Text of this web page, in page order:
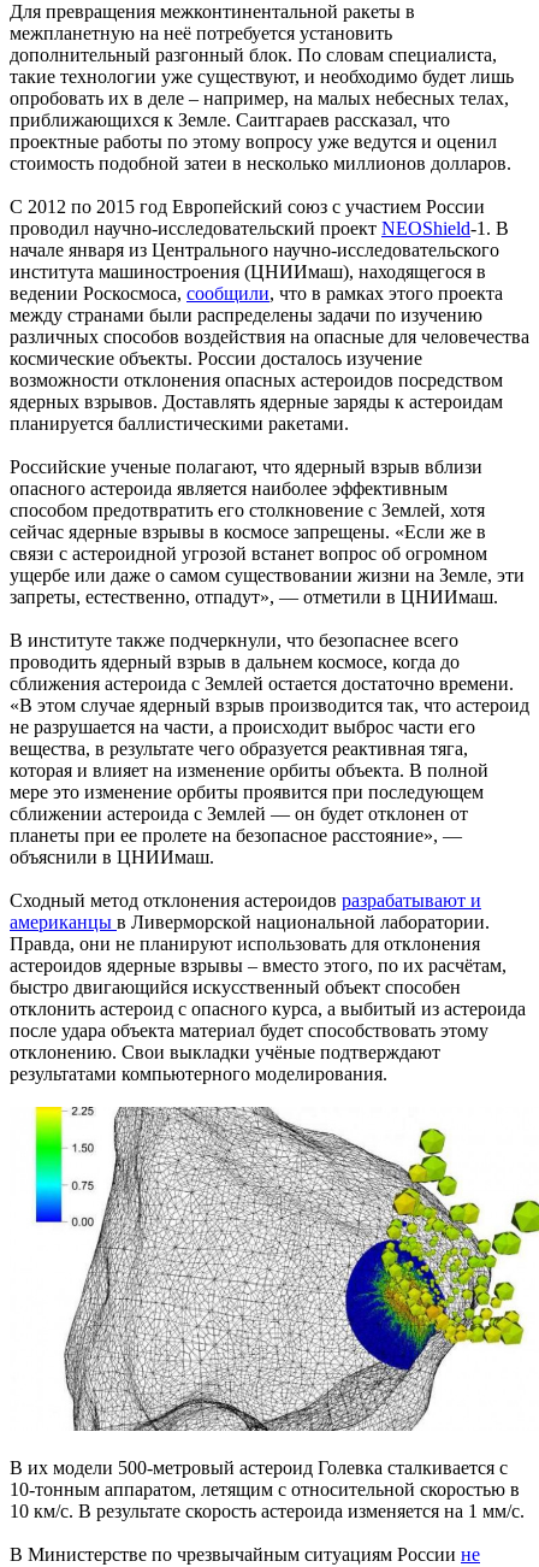
Для превращения межконтинентальной ракеты в
межпланетную на неё потребуется установить
дополнительный разгонный блок. По словам специалиста,
такие технологии уже существуют, и необходимо будет лишь
опробовать их в деле – например, на малых небесных телах,
приближающихся к Земле. Саитгараев рассказал, что
проектные работы по этому вопросу уже ведутся и оценил
стоимость подобной затеи в несколько миллионов долларов.
С 2012 по 2015 год Европейский союз с участием России
проводил научно-исследовательский проект NEOShield-1. В
начале января из Центрального научно-исследовательского
института машиностроения (ЦНИИмаш), находящегося в
ведении Роскосмоса, сообщили, что в рамках этого проекта
между странами были распределены задачи по изучению
различных способов воздействия на опасные для человечества
космические объекты. России досталось изучение
возможности отклонения опасных астероидов посредством
ядерных взрывов. Доставлять ядерные заряды к астероидам
планируется баллистическими ракетами.
Российские ученые полагают, что ядерный взрыв вблизи
опасного астероида является наиболее эффективным
способом предотвратить его столкновение с Землей, хотя
сейчас ядерные взрывы в космосе запрещены. «Если же в
связи с астероидной угрозой встанет вопрос об огромном
ущербе или даже о самом существовании жизни на Земле, эти
запреты, естественно, отпадут», — отметили в ЦНИИмаш.
В институте также подчеркнули, что безопаснее всего
проводить ядерный взрыв в дальнем космосе, когда до
сближения астероида с Землей остается достаточно времени.
«В этом случае ядерный взрыв производится так, что астероид
не разрушается на части, а происходит выброс части его
вещества, в результате чего образуется реактивная тяга,
которая и влияет на изменение орбиты объекта. В полной
мере это изменение орбиты проявится при последующем
сближении астероида с Землей — он будет отклонен от
планеты при ее пролете на безопасное расстояние», —
объяснили в ЦНИИмаш.
Сходный метод отклонения астероидов разрабатывают и
американцы в Ливерморской национальной лаборатории.
Правда, они не планируют использовать для отклонения
астероидов ядерные взрывы – вместо этого, по их расчётам,
быстро двигающийся искусственный объект способен
отклонить астероид с опасного курса, а выбитый из астероида
после удара объекта материал будет способствовать этому
отклонению. Свои выкладки учёные подтверждают
результатами компьютерного моделирования.
В их модели 500-метровый астероид Голевка сталкивается с
10-тонным аппаратом, летящим с относительной скоростью в
10 км/с. В результате скорость астероида изменяется на 1 мм/с.
В Министерстве по чрезвычайным ситуациям России не